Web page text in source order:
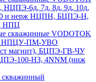
НЦПЭ-6д, 7д, 8д, 9д, 10д,
и нерж НЦПН, БЦПЭ-Н,
НПЦ
скважинные VODOTOK
НПЦУ-ПМ-УВО
магнит), БЦПЭ-ГВ-ЧУ
100-НЗ, 4NNM (ниж
скважинный